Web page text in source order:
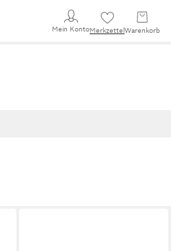
Mein KontoMerkzettel Warenkorb